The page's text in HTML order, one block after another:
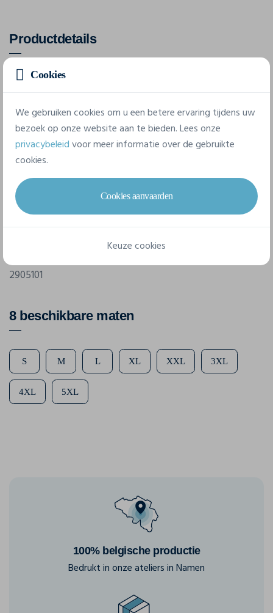
Productdetails
De Yellow Bow 51 is een hoogwaardig hemd in een fijne
gemêleerde keperstof met een unieke Easy Care
behandeling en getailleerde details. Zoals altijd ook hier
een gespleten juk op de rug.
Merk
J. Harvest & Frost
2905101
8 beschikbare maten
S M L XL XXL 3XL
4XL 5XL
100% belgische productie
Bedrukt in onze ateliers in Namen
Cookies
We gebruiken cookies om u een betere ervaring tijdens uw
bezoek op onze website aan te bieden. Lees onze
privacybeleidvoor meer informatie over de gebruikte
cookies.
Cookies aanvaarden
Keuze cookies